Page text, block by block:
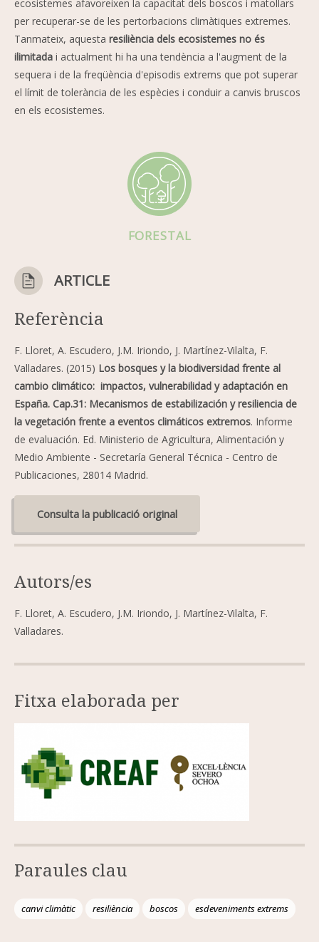
FORESTAL
ARTICLE
Referència
F. Lloret, A. Escudero, J.M. Iriondo, J. Martínez-Vilalta, F.
Valladares. (2015) Los bosques y la biodiversidad frente al
cambio climático: impactos, vulnerabilidad y adaptación en
España. Cap.31: Mecanismos de estabilización y resiliencia de
la vegetación frente a eventos climáticos extremos. Informe
de evaluación. Ed. Ministerio de Agricultura, Alimentación y
Medio Ambiente - Secretaría General Técnica - Centro de
Publicaciones, 28014 Madrid.
Consulta la publicació original
Autors/es
F. Lloret, A. Escudero, J.M. Iriondo, J. Martínez-Vilalta, F.
Valladares.
Fitxa elaborada per
Paraules clau
canvi climàtic resiliència boscos esdeveniments extrems
ecosistemes afavoreixen la capacitat dels boscos i matollars
per recuperar-se de les pertorbacions climàtiques extremes.
Tanmateix, aquesta resiliència dels ecosistemes no és
ilimitada i actualment hi ha una tendència a l'augment de la
sequera i de la freqüència d'episodis extrems que pot superar
el límit de tolerància de les espècies i conduir a canvis bruscos
en els ecosistemes.